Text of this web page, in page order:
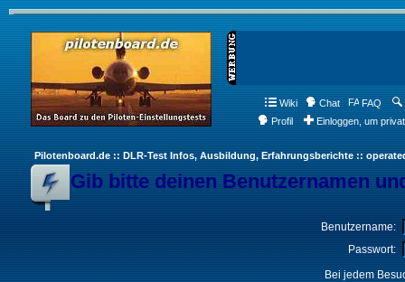
Wiki Chat FAQ
Profil
Einloggen, um
Pilotenboard.de :: DLR-Test Infos, Ausbildung, Erfahrungsberichte ::
Gib bitte deinen Benutzernamen
Benutzername:
Passwort:
Bei jedem